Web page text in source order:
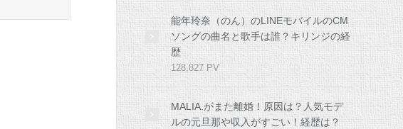
能年玲奈（のん）のLINEモバイルのCM
ソングの曲名と歌手は誰？キリンジの経
歴
128,827 PV
MALIA.がまた離婚！原因は？人気モデ
ルの元旦那や収入がすごい！経歴は？